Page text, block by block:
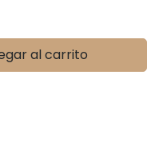
al carrito